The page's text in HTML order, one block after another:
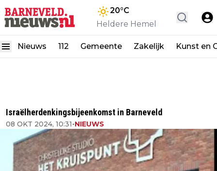
20°C
Heldere Hemel
Nieuws 112 Gemeente Zakelijk Kunst en
Israëlherdenkingsbijeenkomst in Barneveld
08 OKT 2024, 10:31•NIEUWS